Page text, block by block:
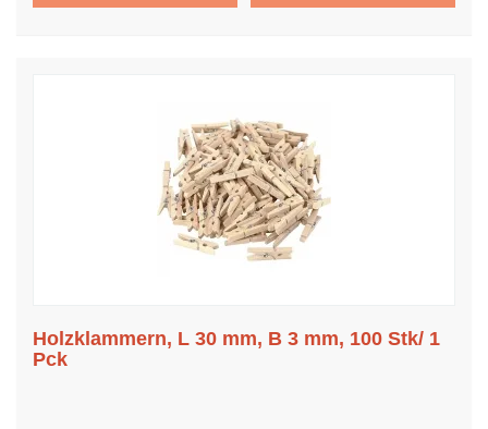
Holzklammern, L 30 mm, B 3 mm, 100 Stk/ 1
Pck